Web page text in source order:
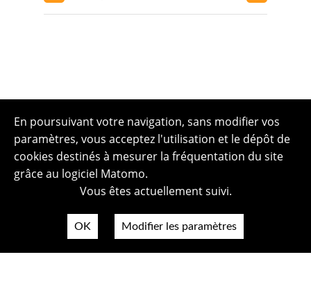
En poursuivant votre navigation, sans modifier vos
paramètres, vous acceptez l'utilisation et le dépôt de
cookies destinés à mesurer la fréquentation du site
grâce au logiciel Matomo.
Vous êtes actuellement suivi.
OK Modifier les paramètres